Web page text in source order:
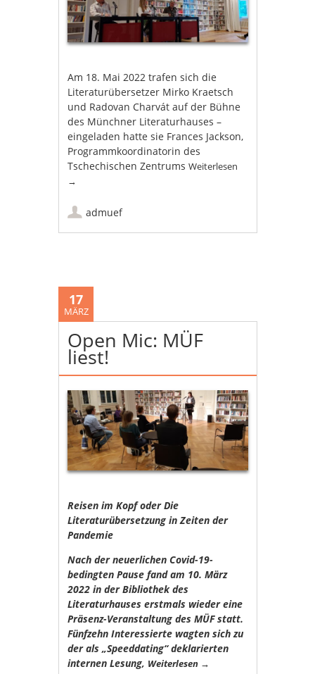
Am 18. Mai 2022 trafen sich die
Literaturübersetzer Mirko Kraetsch
und Radovan Charvát auf der Bühne
des Münchner Literaturhauses –
eingeladen hatte sie Frances Jackson,
Programmkoordinatorin des
Tschechischen ZentrumsWeiterlesen
→
admuef
17
MÄRZ
Open Mic: MÜF
liest!
Reisen im Kopf oder Die
Literaturübersetzung in Zeiten der
Pandemie
Nach der neuerlichen Covid-19-
bedingten Pause fand am 10. März
2022 in der Bibliothek des
Literaturhauses erstmals wieder eine
Präsenz-Veranstaltung des MÜF statt.
Fünfzehn Interessierte wagten sich zu
der als „Speeddating“ deklarierten
internen Lesung, Weiterlesen →